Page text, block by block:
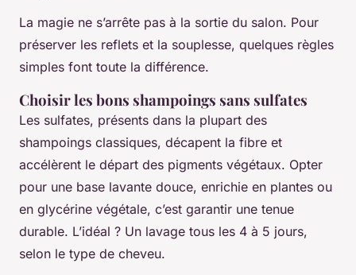
La magie ne s’arrête pas à la sortie du salon. Pour
préserver les reflets et la souplesse, quelques règles
simples font toute la différence.
Choisir les bons shampoings sans sulfates
Les sulfates, présents dans la plupart des
shampoings classiques, décapent la fibre et
accélèrent le départ des pigments végétaux. Opter
pour une base lavante douce, enrichie en plantes ou
en glycérine végétale, c’est garantir une tenue
durable. L’idéal ? Un lavage tous les 4 à 5 jours,
selon le type de cheveu.